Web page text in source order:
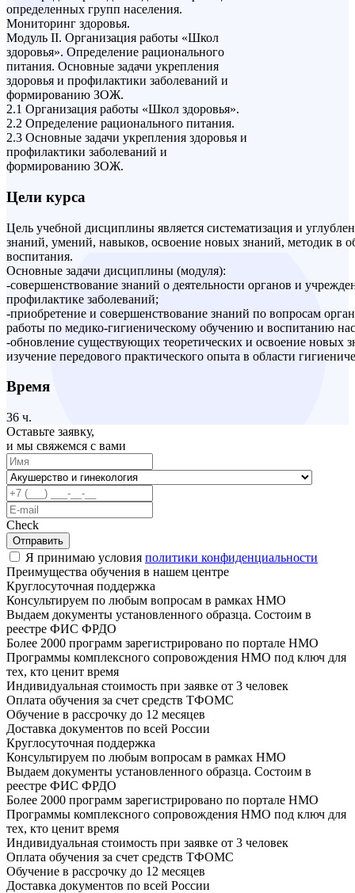
определенных групп населения.
Мониторинг здоровья.
Модуль II. Организация работы «Школ
здоровья». Определение рационального
питания. Основные задачи укрепления
здоровья и профилактики заболеваний и
формированию ЗОЖ.
2.1 Организация работы «Школ здоровья».
2.2 Определение рационального питания.
2.3 Основные задачи укрепления здоровья и
профилактики заболеваний и
формированию ЗОЖ.
Цели курса
Цель учебной дисциплины является систематизация и
знаний, умений, навыков, освоение новых знаний, методик в
воспитания.
Основные задачи дисциплины (модуля):
-совершенствование знаний о деятельности органов и
профилактике заболеваний;
-приобретение и совершенствование знаний по вопросам
работы по медико-гигиеническому обучению и воспитанию
-обновление существующих теоретических и освоение новых
изучение передового практического опыта в области
Время
36 ч.
Оставьте заявку,
и мы свяжемся с вами
Check
Отправить
Я принимаю условия политики конфиденциальности
Преимущества обучения в нашем центре
Круглосуточная поддержка
Консультируем по любым вопросам в рамках НМО
Выдаем документы установленного образца. Состоим в
реестре ФИС ФРДО
Более 2000 программ зарегистрировано по портале НМО
Программы комплексного сопровождения НМО под ключ для
тех, кто ценит время
Индивидуальная стоимость при заявке от 3 человек
Оплата обучения за счет средств ТФОМС
Обучение в рассрочку до 12 месяцев
Доставка документов по всей России
Круглосуточная поддержка
Консультируем по любым вопросам в рамках НМО
Выдаем документы установленного образца. Состоим в
реестре ФИС ФРДО
Более 2000 программ зарегистрировано по портале НМО
Программы комплексного сопровождения НМО под ключ для
тех, кто ценит время
Индивидуальная стоимость при заявке от 3 человек
Оплата обучения за счет средств ТФОМС
Обучение в рассрочку до 12 месяцев
Доставка документов по всей России